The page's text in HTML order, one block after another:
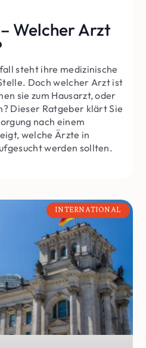
Welcher Arzt
steht ihre medizinische
Doch welcher Arzt ist
sie zum Hausarzt, oder
Dieser Ratgeber klärt Sie
nach einem
welche Ärzte in
werden sollten.
INTERNATIONAL